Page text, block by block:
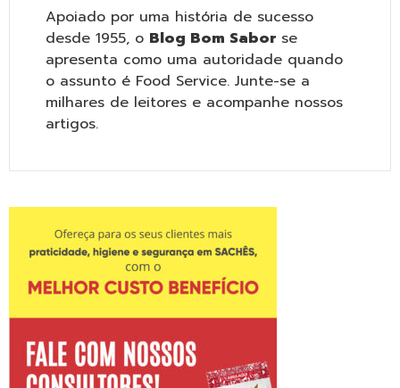
Apoiado por uma história de sucesso
desde 1955, o Blog Bom Sabor se
apresenta como uma autoridade quando
o assunto é Food Service. Junte-se a
milhares de leitores e acompanhe nossos
artigos.